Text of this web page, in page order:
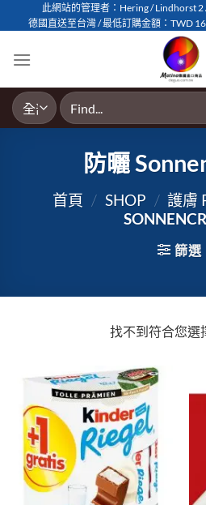
to
此網站的管理者：Hering / Lindhorst
德國直送至台灣 / 最低訂購金額：TWD
搜
尋
防曬
首頁 / SHOP / 護膚
篩選
找不到符合您選